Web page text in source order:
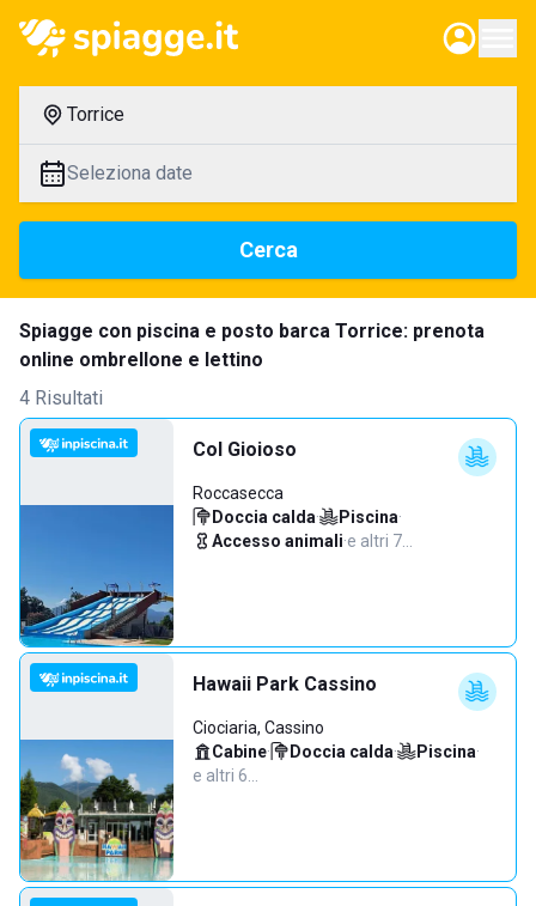
Torrice
Seleziona date
Cerca
Spiagge con piscina e posto barca Torrice: prenota
online ombrellone e lettino
4 Risultati
Col Gioioso
Roccasecca
Doccia calda· Piscina·
Accesso animali·e altri 7…
Hawaii Park Cassino
Ciociaria, Cassino
Cabine· Doccia calda· Piscina·
e altri 6…